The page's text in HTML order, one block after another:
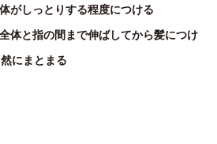
がしっとりする程度につける
体と指の間まで伸ばしてから髪につけ
にまとまる